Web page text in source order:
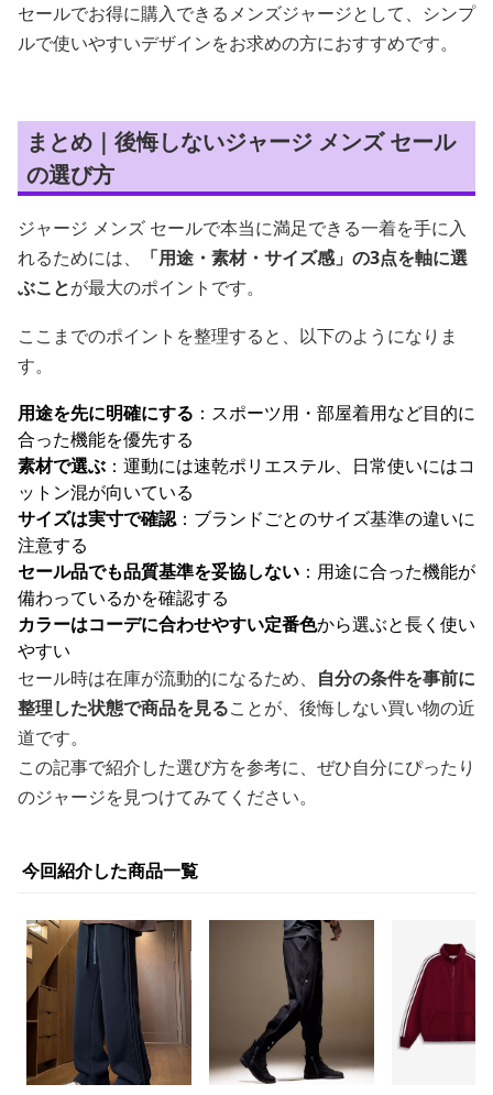
セールでお得に購入できるメンズジャージとして、シンプ
ルで使いやすいデザインをお求めの方におすすめです。
まとめ｜後悔しないジャージ メンズ セール
の選び方
ジャージ メンズ セールで本当に満足できる一着を手に入
れるためには、
「用途・素材・サイズ感」の3点を軸に選
ぶことが最大のポイントです。
ここまでのポイントを整理すると、以下のようになりま
す。
用途を先に明確にする ：スポーツ用・部屋着用など目的に
合った機能を優先する
素材で選ぶ ：運動には速乾ポリエステル、日常使いにはコ
ットン混が向いている
サイズは実寸で確認：ブランドごとのサイズ基準の違いに
注意する
セール品でも品質基準を妥協しない ：用途に合った機能が
備わっているかを確認する
カラーはコーデに合わせやすい定番色から選ぶと長く使い
やすい
セール時は在庫が流動的になるため、 自分の条件を事前に
整理した状態で商品を見ることが、後悔しない買い物の近
道です。
この記事で紹介した選び方を参考に、ぜひ自分にぴったり
のジャージを見つけてみてください。
今回紹介した商品一覧